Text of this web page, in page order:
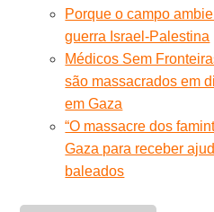
Porque o campo
guerra Israel-Palestina
Médicos Sem
são massacrados em
em Gaza
“O massacre dos
Gaza para receber
baleados